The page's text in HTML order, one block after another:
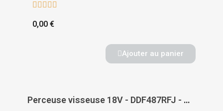
    
0,00 €
Ajouter au panier
Perceuse visseuse 18V - DDF487RFJ - MAKITA